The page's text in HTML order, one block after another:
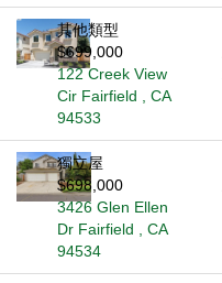
其他類型
$699,000
122 Creek View
Cir Fairfield , CA
94533
獨立屋
$698,000
3426 Glen Ellen
Dr Fairfield , CA
94534